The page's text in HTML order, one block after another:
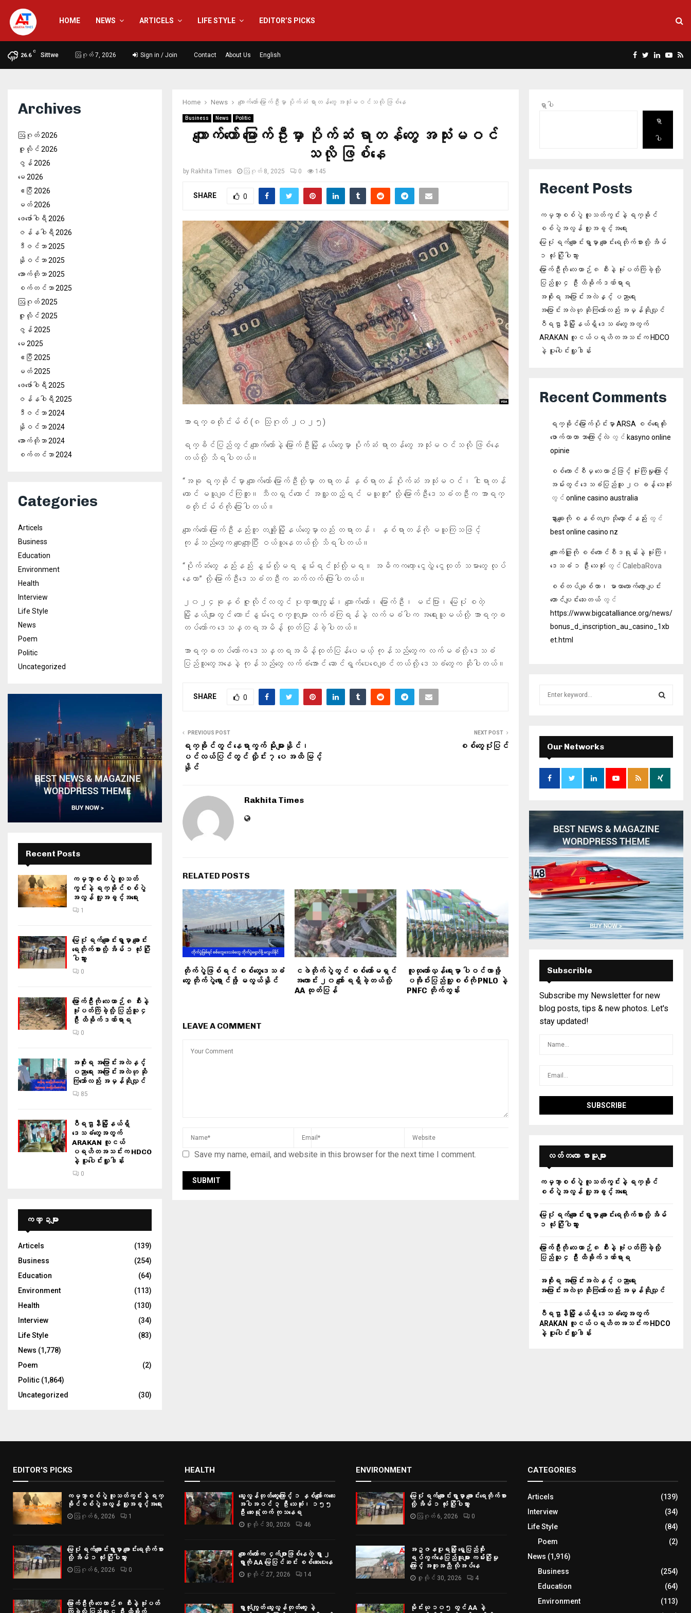
HOME NEWS ARTICELS LIFE STYLE EDITOR’S PICKS
26.6
C
Sittwe ဩဂုတ် 7, 2026 Sign in / Join Contact About Us English Facebook
Twitter
Linkedin
Home News ကျောက်တော် မြောက်ဦးမှာ ပိုက်ဆံ ရာတန်တွေ အသုံးမဝင်သလို ဖြစ်နေ
Business News Politic
ကျောက်တော် မြောက်ဦးမှာ ပိုက်ဆံ ရာတန်တွေ အသုံးမဝင်
သလို ဖြစ်နေ
by Rakhita Times ဩဂုတ် 8, 2025 0 145
SHARE 0
အာရက္ခတိုင်းမ်စ် (၈ သြဂုတ် ၂၀၂၅)
ရက္ခိင်ပြည်တွင် ကျောက်တော်နဲ့ မြောက်ဦးမြို့နယ်တွေမှာ ပိုက်ဆံ ရာတန်တွေ အသုံးမဝင်သလို ဖြစ်နေ
တယ်လို့ သိရပါတယ်။
“အခု ရက္ခိုင်မှာ ကျောက်တော် မြောက်ဦးတို့မှာ တရာတန် နှစ်ရာတန် ပိုက်ဆံ အသုံးမဝင်၊ ငါးရာတန်
တောင် မယူချင်ကြဘူး။ သီလရှင်တောင် အလှူထည့်ရင် မယူဘူး” လို့ မြောက်ဦးဒေသခံတဦးက အာရက္
ခတိုင်းမ်စ်ကို ပြောပါတယ်။
ကျောက်တော် မြောက်ဦးနည်းတူ တချို့မြို့နယ်တွေမှာလည်း တရာတန်၊ နှစ်ရာတန်ကို မယူကြသဖြင့်
ကုန်သည်တွေက စျေးလျော့ပြီး ဝယ်ယူနေတယ်လို့ သိရပါတယ်။
“ပိုက်ဆံတွေ နည်းနည်း နွမ်းလို့မရ နွမ်းရင်သုံးလို့မရ။ အဓိကကတော့ ငွေလွှဲ ငွေထုတ် သမားတွေ လုပ်
နေတာ” လို့ မြောက်ဦးဒေသခံတဦးက ဆက်လက် ပြောပါတယ်။
၂၀၂၄ခုနှစ် ဇူလိုင်လတွင် ပုဏ္ဏားကျွန်း၊ ကျောက်တော်၊ မြောက်ဦး၊ မင်းပြား၊ မြေပုံ စတဲ့
မြို့နယ်များတွင် ဟောင်းနွမ်းငွေစက္ကူများ လက်ခံကြရန်နဲ့ လက်မခံပါက အရေးယူမယ်လို့ အာရက္ခ
တပ်တော်က ဒေသန္တရအမိန့် ထုတ်ပြန်ခဲ့ပါတယ်။
အာရက္ခတပ်တော်က ဒေသန္တရအမိန့်ထုတ်ပြန်ပေမယ့် ကုန်သည်တွေက လက်မခံလို့ ဒေသခံ
ပြည်သူတွေအနေနဲ့ ကုန်သည်တွေ လက်ခံအောင် ဆောင်ရွက်ပေးစေချင်တယ်လို့ ဒေသခံတွေက ဆိုပါတယ်။
SHARE 0
PREVIOUS POST
ရက္ခိုင်တွင် နေရာကွက် မိုးများနိုင်၊
ပင်လယ်ပြင်တွင် လှိုင်း ၇ ပေ အထိ မြင့်
နိုင်
NEXT POST
စစ်တွေပုံပြင်
Rakhita Times
RELATED POSTS
တိုက်ပွဲဖြစ်ရင် စစ်တွေဒေသခံ
တွေ တိုက်ပွဲရှောင်ဖို့ မလွယ်နိုင်
ငဖဲတိုက်ပွဲတွင် စစ်ကော်မရှင်
အလောင်း ၂၀ ကျော် ရရှိခဲ့တယ်လို့
AA ထုတ်ပြန်
လူထုတော်လှန်ရေးမှာ ပါဝင်လာဖို့
ပအိုဝ်းပြည်သူ့စစ်ကို PNLO နဲ့
PNFC တိုက်တွန်း
LEAVE A COMMENT
Save my name, email, and website in this browser for the next time I comment.
Archives
ဩဂုတ် 2026
ဇူလိုင် 2026
ဇွန် 2026
မေ 2026
ဧပြီ 2026
မတ် 2026
ဖေ‌ဖော်ဝါရီ 2026
ဇန်နဝါရီ 2026
ဒီဇင်ဘာ 2025
နိုဝင်ဘာ 2025
အောက်တိုဘာ 2025
စက်တင်ဘာ 2025
ဩဂုတ် 2025
ဇူလိုင် 2025
ဇွန် 2025
မေ 2025
ဧပြီ 2025
မတ် 2025
ဖေ‌ဖော်ဝါရီ 2025
ဇန်နဝါရီ 2025
ဒီဇင်ဘာ 2024
နိုဝင်ဘာ 2024
အောက်တိုဘာ 2024
စက်တင်ဘာ 2024
Categories
Articels
Business
Education
Environment
Health
Interview
Life Style
News
Poem
Politic
Uncategorized
Recent Posts
ကမ္ဘာ့စစ်ပွဲ လူသတ်
ကွင်းနဲ့ ရက္ခိုင်စစ်ပွဲ
အလွန် လူ့အခွင့်အရေး
1
မြေပုံ ရက်ချောင်းရွာမှာ ချောင်း
ရေတိုက်စားလို့ အိမ် ၁ လုံး ပြို
ပါသွား
0
မြောက်ဦးကို လေယာဉ် ၈ စီးနဲ့
ဗုံးပတ်ကြဲခဲ့လို့ ပြည်သူ ၄
ဦး ထိခိုက်ဒဏ်ရာရ
0
အစိုးရ အပြောင်းအလဲနှင့်
ပညာရေး အပြောင်းအလဲဟု ဆို
ကြသော်လည်း အမှန်ဆိုလျှင်
85
ဝီရဌာနီမြို့နယ်ရှိ‌
ဒေသခံတွေအတွက်
ARAKAN လူငယ်
ပရဟိတအသင်းက HDCO
နဲ့ ပူးပေါင်းလှူဒါန်း
0
ကဏ္ဍများ
Articels
(139)
Business
(254)
Education
(64)
Environment
(113)
Health
(130)
Interview
(34)
Life Style
(83)
News (1,778)
Poem
(2)
Politic (1,864)
Uncategorized
(30)
ရှာပါ
ရှာ
ပါ
Recent Posts
ကမ္ဘာ့စစ်ပွဲ လူသတ်ကွင်းနဲ့ ရက္ခိုင်
စစ်ပွဲအလွန် လူ့အခွင့်အရေး
မြေပုံ ရက်ချောင်းရွာမှာ ချောင်းရေတိုက်စားလို့ အိမ်
၁ လုံး ပြိုပါသွား
မြောက်ဦးကို လေယာဉ် ၈ စီးနဲ့ ဗုံးပတ်ကြဲခဲ့လို့
ပြည်သူ ၄ ဦး ထိခိုက်ဒဏ်ရာရ
အစိုးရ အပြောင်းအလဲနှင့် ပညာရေး
အပြောင်းအလဲဟု ဆိုကြသော်လည်း အမှန်ဆိုလျှင်
ဝီရဌာနီမြို့နယ်ရှိ‌ ဒေသခံတွေအတွက်
ARAKAN လူငယ်ပရဟိတအသင်းက HDCO
နဲ့ ပူးပေါင်းလှူဒါန်း
Recent Comments
ရက္ခိုင်မြောက်ပိုင်းမှာ ARSA စစ်ရေးထိုး
ဖောက်လာတာ ဘာကြောင့်လဲ တွင် kasyno online
opinie
စစ်ကောင်စီမှ လေယာဥ်ဖြင့် ဗုံးကြဲမှုကြောင့်
အမ်းတွင် ဒေသခံပြည်သူ ၂၀ ခန့် သေဆုံး
တွင် online casino australia
နွားချေးကို စနစ်တကျ သိုလှောင်နည်း တွင်
best online casino nz
ကျောက်ဖြူကို စစ်ကောင်စီဒရုန်းနဲ့ ဗုံးကြဲ၊
ဒေသခံ ၁ ဦး သေဆုံး တွင် CalebaRova
စစ်တပ်ချစ်တာ၊ မာယာလောက်တော့ ပျင်း
တောင်ပျင်းသေးတယ် တွင်
https://www.bigcatalliance.org/news/
bonus_d_inscription_au_casino_1xb
et.html
:
E
A
R
Our Networks
Subscrible
Subscribe my Newsletter for new
blog posts, tips & new photos. Let's
stay updated!
လတ်တ‌လော စာမူများ
ကမ္ဘာ့စစ်ပွဲ လူသတ်ကွင်းနဲ့ ရက္ခိုင်
စစ်ပွဲအလွန် လူ့အခွင့်အရေး
မြေပုံ ရက်ချောင်းရွာမှာ ချောင်းရေတိုက်စားလို့ အိမ်
၁ လုံး ပြိုပါသွား
မြောက်ဦးကို လေယာဉ် ၈ စီးနဲ့ ဗုံးပတ်ကြဲခဲ့လို့
ပြည်သူ ၄ ဦး ထိခိုက်ဒဏ်ရာရ
အစိုးရ အပြောင်းအလဲနှင့် ပညာရေး
အပြောင်းအလဲဟု ဆိုကြသော်လည်း အမှန်ဆိုလျှင်
ဝီရဌာနီမြို့နယ်ရှိ‌ ဒေသခံတွေအတွက်
ARAKAN လူငယ်ပရဟိတအသင်းက HDCO
နဲ့ ပူးပေါင်းလှူဒါန်း
EDITOR'S PICKS
ကမ္ဘာ့စစ်ပွဲ လူသတ်ကွင်းနဲ့ ရက္
ခိုင်စစ်ပွဲအလွန် လူ့အခွင့်အရေး
ဩဂုတ် 6, 2026 1
မြေပုံ ရက်ချောင်းရွာမှာ ချောင်းရေတိုက်စား
လို့ အိမ် ၁ လုံး ပြိုပါသွား
ဩဂုတ် 6, 2026 0
မြောက်ဦးကို လေယာဉ် ၈ စီးနဲ့ ဗုံးပတ်
HEALTH
သွေးလွန်တုတ်ကွေးကြောင့် ၁ နှစ်ကျော်ကလေး
အပါအဝင် ၃ ဦး သေဆုံး၊ ၁၅၅
ဦး ဆေးရုံတက် ကုသနေရ
ဇူလိုင် 30, 2026 46
ကျောက်တော်က ငှက်ဖျားဖြစ်နေတဲ့ ရွာ ၂
ရွာကို AA မြေပြင်ဆင်း စစ်‌ဆေးပေးနေ
ဇူလိုင် 27, 2026 14
ရွာလုံးကျွတ် သွေးလွန်တုတ်ကွေး နဲ့
ENVIRONMENT
မြေပုံ ရက်ချောင်းရွာမှာ ချောင်းရေတိုက်စား
လို့ အိမ် ၁ လုံး ပြိုပါသွား
ဩဂုတ် 6, 2026 0
အဥ္ဇနပူရမြို့ ရွှေပြည်စိုး
ရပ်ကွက်နေပြည်သူများ ကမ်းပြိုမှု
ကြောင့် အကူအညီ လိုအပ်နေ
ဇူလိုင် 30, 2026 4
မိုင်းယု ၁၀၅ တွင် AA နဲ့
CATEGORIES
Articels
(139)
Interview
(34)
Life Style
(84)
Poem
(2)
News (1,916)
Business
(254)
Education
(64)
Environment
(113)